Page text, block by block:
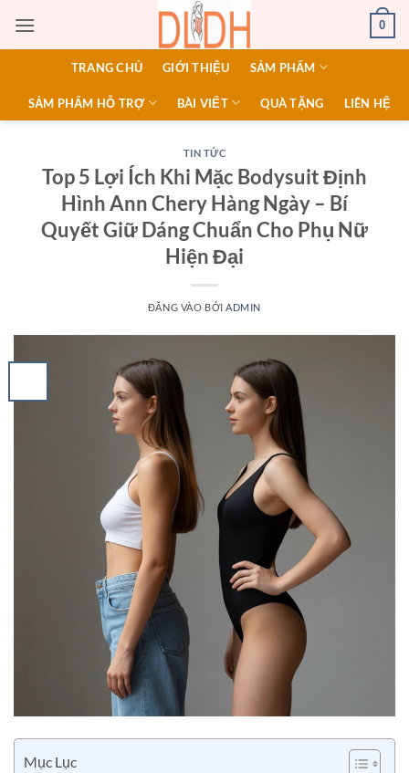
qua
0
TRANG CHỦ GIỚI THIỆU SẢM PHẨM
SẢM PHẨM HỖ TRỢ BÀI VIẾT QUÀ TẶNG LIÊN HỆ
TIN TỨC
Top 5 Lợi Ích Khi Mặc Bodysuit Định
Hình Ann Chery Hàng Ngày – Bí
Quyết Giữ Dáng Chuẩn Cho Phụ Nữ
Hiện Đại
ĐĂNG VÀO BỞI ADMIN
Mục Lục